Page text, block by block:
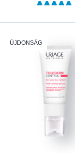
ÚJDONSÁG